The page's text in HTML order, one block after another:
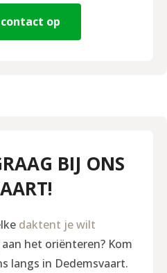
op
BIJ ONS
daktent je wilt
het oriënteren? Kom
langs in Dedemsvaart.